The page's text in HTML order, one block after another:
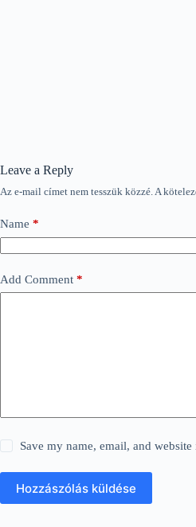
Leave a Reply
Az e-mail címet nem tesszük közzé.A
Name *
Add Comment *
Save my name, email, and
Hozzászólás küldése